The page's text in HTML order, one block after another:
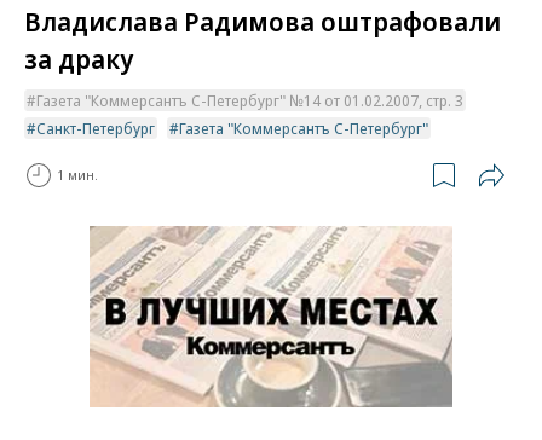
Владислава Радимова оштрафовали
за драку
Газета "Коммерсантъ С-Петербург" №14 от 01.02.2007, стр. 3
Санкт-Петербург
Газета "Коммерсантъ С-Петербург"
1 мин.